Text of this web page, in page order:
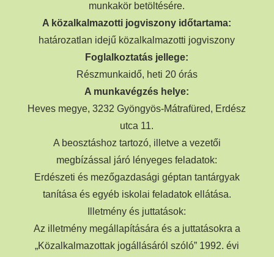
munkakör betöltésére.
A közalkalmazotti jogviszony időtartama:
határozatlan idejű közalkalmazotti jogviszony
Foglalkoztatás jellege:
Részmunkaidő, heti 20 órás
A munkavégzés helye:
Heves megye, 3232 Gyöngyös-Mátrafüred, Erdész
utca 11.
A beosztáshoz tartozó, illetve a vezetői
megbízással járó lényeges feladatok:
Erdészeti és mezőgazdasági géptan tantárgyak
tanítása és egyéb iskolai feladatok ellátása.
Illetmény és juttatások:
Az illetmény megállapítására és a juttatásokra a
„Közalkalmazottak jogállásáról szóló” 1992. évi